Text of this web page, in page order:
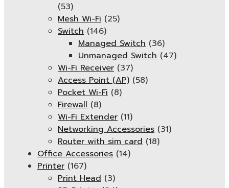
(53)
Mesh Wi-Fi (25)
Switch (146)
Managed Switch (36)
Unmanaged Switch (47)
Wi-Fi Receiver (37)
Access Point (AP) (58)
Pocket Wi-Fi (8)
Firewall (8)
Wi-Fi Extender (11)
Networking Accessories (31)
Router with sim card (18)
Office Accessories (14)
Printer (167)
Print Head (3)